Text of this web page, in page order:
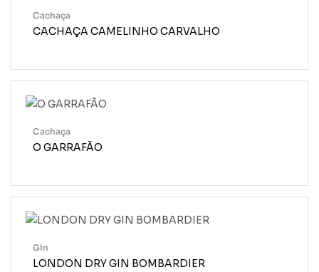
CACHAÇA CAMELINHO CARVALHO
Cachaça
O GARRAFÃO
Cachaça
LONDON DRY GIN BOMBARDIER
Gin